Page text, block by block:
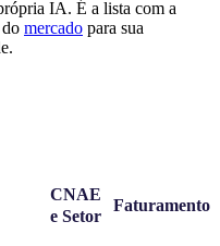
IA. É a lista com a
do mercado para sua
CNAE
e Setor
Faturamento